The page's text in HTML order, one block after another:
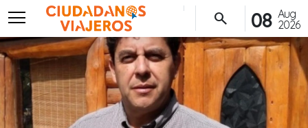
menu
Aug
2026
08
search